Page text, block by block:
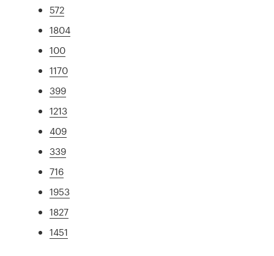
572
1804
100
1170
399
1213
409
339
716
1953
1827
1451